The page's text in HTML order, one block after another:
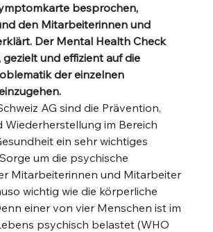
besprochen,
den Mitarbeiterinnen und
Der Mental Health Check
und effizient auf die
der einzelnen
AG sind die Prävention,
Wiederherstellung im Bereich
ein sehr wichtiges
um die psychische
Mitarbeiterinnen und Mitarbeiter
wichtig wie die körperliche
einer von vier Menschen ist im
psychisch belastet (WHO